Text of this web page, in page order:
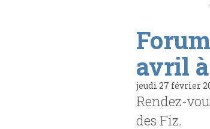
avril
jeudi 27 février
Rendez-
des Fiz.